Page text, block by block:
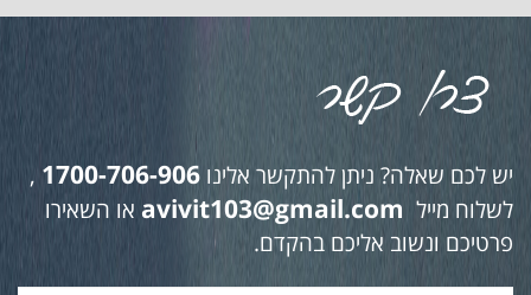
יש לכם שאלה? ניתן להתקשר אלינו 1700-706-906
,
לשלוח מייל avivit103@gmail.com או השאירו
פרטיכם ונשוב אליכם בהקדם.